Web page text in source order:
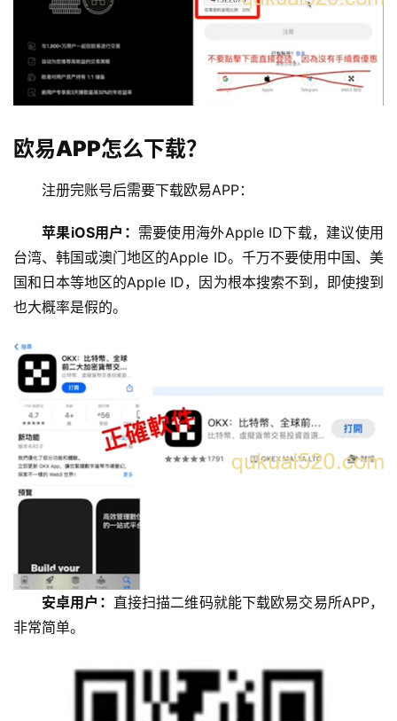
欧易APP怎么下载？
注册完账号后需要下载欧易APP：
苹果iOS用户： 需要使用海外Apple ID下载，建议使用
台湾、韩国或澳门地区的Apple ID。千万不要使用中国、美
国和日本等地区的Apple ID，因为根本搜索不到，即使搜到
也大概率是假的。
安卓用户： 直接扫描二维码就能下载欧易交易所APP，
非常简单。